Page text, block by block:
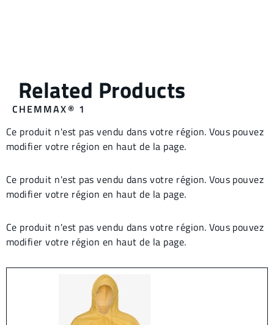
CHEMMAX® 1
Ce produit n'est pas vendu dans votre région. Vous pouvez
modifier votre région en haut de la page.
Ce produit n'est pas vendu dans votre région. Vous pouvez
modifier votre région en haut de la page.
Ce produit n'est pas vendu dans votre région. Vous pouvez
modifier votre région en haut de la page.